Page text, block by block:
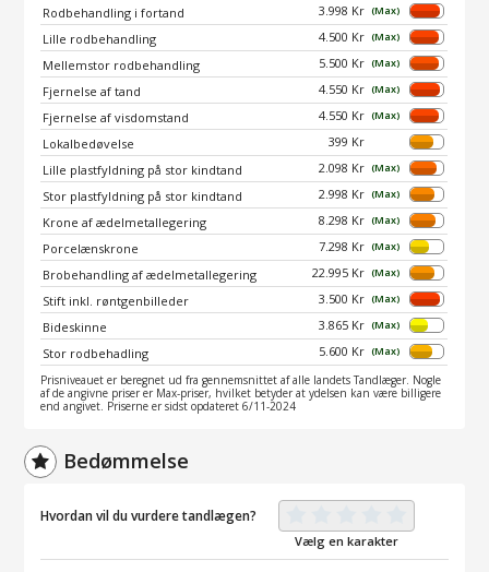
Rodbehandling i fortand 3.998 Kr (Max)
Lille rodbehandling 4.500 Kr (Max)
Mellemstor rodbehandling 5.500 Kr (Max)
Fjernelse af tand 4.550 Kr (Max)
Fjernelse af visdomstand 4.550 Kr (Max)
Lokalbedøvelse
399 Kr
Lille plastfyldning på stor kindtand
2.098 Kr (Max)
Stor plastfyldning på stor kindtand 2.998 Kr (Max)
Krone af ædelmetallegering 8.298 Kr (Max)
Porcelænskrone 7.298 Kr (Max)
Brobehandling af ædelmetallegering 22.995 Kr (Max)
Stift inkl. røntgenbilleder 3.500 Kr (Max)
Bideskinne 3.865 Kr (Max)
Stor rodbehadling 5.600 Kr (Max)
Prisniveauet er beregnet ud fra gennemsnittet af alle landets Tandlæger. Nogle
af de angivne priser er Max-priser, hvilket betyder at ydelsen kan være billigere
end angivet. Priserne er sidst opdateret 6/11-2024
Bedømmelse
Hvordan vil du vurdere tandlægen?
Vælg en karakter